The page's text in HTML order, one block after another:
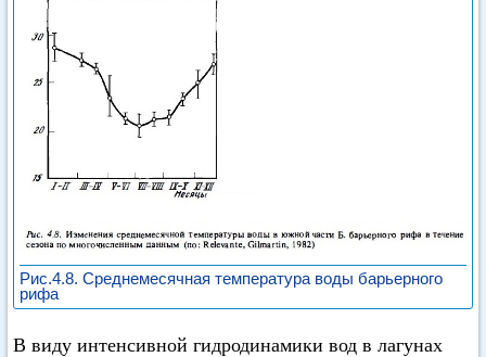
Рис.4.8. Среднемесячная температура воды барьерного
рифа
В виду интенсивной гидродинамики вод в лагунах